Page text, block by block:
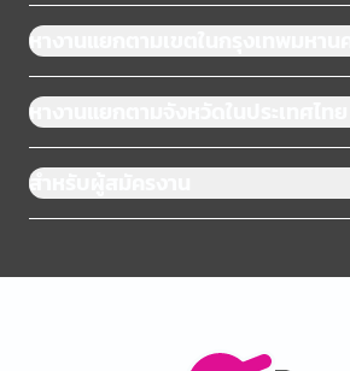
หางานแยกตามเขตในกรุงเทพมหานคร
หางานแยกตามจังหวัดในประเทศไทย
สำหรับผู้สมัครงาน